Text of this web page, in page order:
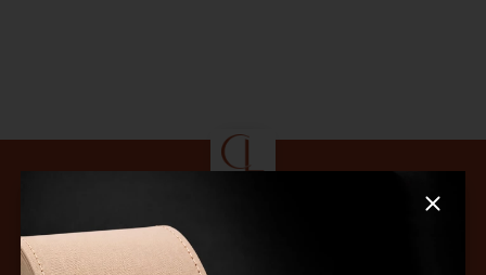
Cadastre-se para ficar por dentro das nossas novidades e